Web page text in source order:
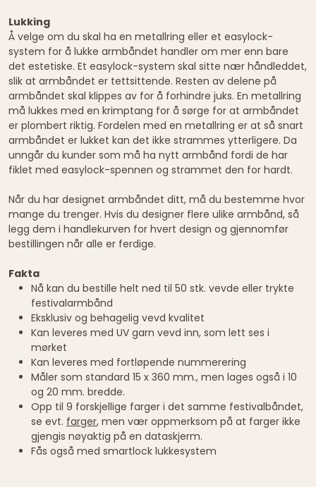
Lukking
Å velge om du skal ha en metallring eller et easylock-
system for å lukke armbåndet handler om mer enn bare
det estetiske. Et easylock-system skal sitte nær håndleddet,
slik at armbåndet er tettsittende. Resten av delene på
armbåndet skal klippes av for å forhindre juks. En metallring
må lukkes med en krimptang for å sørge for at armbåndet
er plombert riktig. Fordelen med en metallring er at så snart
armbåndet er lukket kan det ikke strammes ytterligere. Da
unngår du kunder som må ha nytt armbånd fordi de har
fiklet med easylock-spennen og strammet den for hardt.
Når du har designet armbåndet ditt, må du bestemme hvor
mange du trenger. Hvis du designer flere ulike armbånd, så
legg dem i handlekurven for hvert design og gjennomfør
bestillingen når alle er ferdige.
Fakta
Nå kan du bestille helt ned til 50 stk. vevde eller trykte
festivalarmbånd
Eksklusiv og behagelig vevd kvalitet
Kan leveres med UV garn vevd inn, som lett ses i
mørket
Kan leveres med fortløpende nummerering
Måler som standard 15 x 360 mm., men lages også i 10
og 20 mm. bredde.
Opp til 9 forskjellige farger i det samme festivalbåndet,
se evt. farger, men vær oppmerksom på at farger ikke
gjengis nøyaktig på en dataskjerm.
Fås også med smartlock lukkesystem